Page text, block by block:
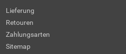
Lieferung
Retouren
Zahlungsarten
Sitemap